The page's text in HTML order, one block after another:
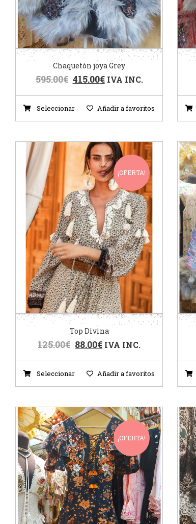
Chaquetón joya Grey
595.00€ 415.00€ IVA INC.
Seleccionar Añadir a favoritos
¡OFERTA!
Top Divina
125.00€ 88.00€ IVA INC.
Seleccionar Añadir a favoritos
¡OFERTA!